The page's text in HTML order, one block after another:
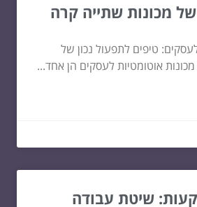
של מכונות שתייה קרה
טיפים לתפעול נכון של
אוטומטיות לעסקים הן אחד...
שיטת עבודה